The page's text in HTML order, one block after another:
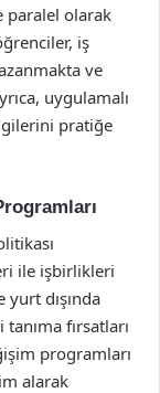
paralel olarak
iş
ve
uygulamalı
pratiğe
ile işbirlikleri
dışında
fırsatları
programları
alarak